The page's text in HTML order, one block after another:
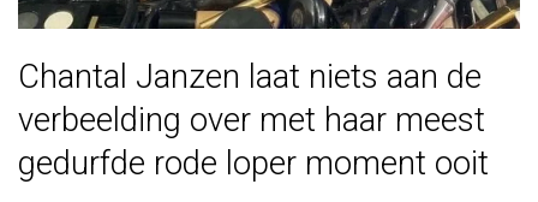
Chantal Janzen laat niets aan de
verbeelding over met haar meest
gedurfde rode loper moment ooit